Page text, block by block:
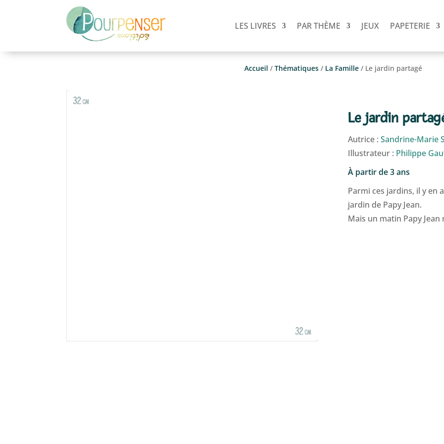
LES LIVRES PAR THÈME JEUX PAPETERIE
Accueil / Thématiques/ La Famille/ Le jardin partagé
Le jardin
Autrice : Sandrine-Marie
Illustrateur : Philippe
À partir de 3 ans
Parmi ces jardins, il y en
jardin de Papy Jean.
Mais un matin Papy Jean